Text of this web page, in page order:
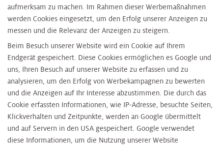
aufmerksam zu machen. Im Rahmen dieser Werbemaßnahmen
werden Cookies eingesetzt, um den Erfolg unserer Anzeigen zu
messen und die Relevanz der Anzeigen zu steigern.
Beim Besuch unserer Website wird ein Cookie auf Ihrem
Endgerät gespeichert. Diese Cookies ermöglichen es Google und
uns, Ihren Besuch auf unserer Website zu erfassen und zu
analysieren, um den Erfolg von Werbekampagnen zu bewerten
und die Anzeigen auf Ihr Interesse abzustimmen. Die durch das
Cookie erfassten Informationen, wie IP-Adresse, besuchte Seiten,
Klickverhalten und Zeitpunkte, werden an Google übermittelt
und auf Servern in den USA gespeichert. Google verwendet
diese Informationen, um die Nutzung unserer Website